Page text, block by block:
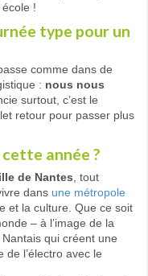
!
type pour un
comme dans de
: nous nous
surtout, c’est le
retour pour passer plus
année ?
de Nantes , tout
dans une métropole
et la culture. Que ce soit
– à l’image de la
qui créent une
l’électro avec le